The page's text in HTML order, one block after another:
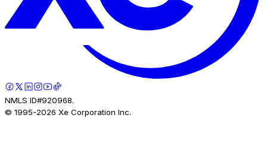
NMLS ID#920968.
© 1995-2026 Xe Corporation Inc.